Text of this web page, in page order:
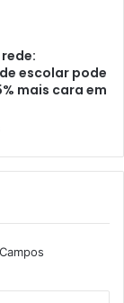
escolar pode
mais cara em
Campos